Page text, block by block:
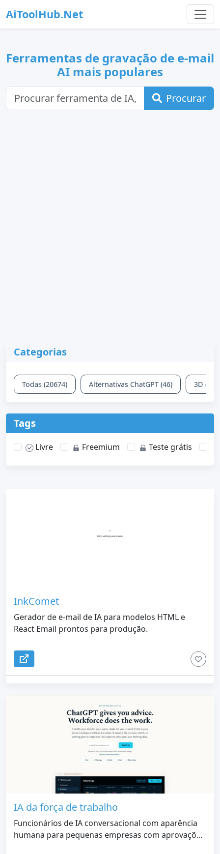
AiToolHub.Net
Ferramentas de gravação de e-mail
AI mais populares
Procurar
Categorias
Todas (20674) Alternativas ChatGPT (46) 3D (63)
Tags
Livre Freemium Teste grátis
InkComet
Gerador de e-mail de IA para modelos HTML e
React Email prontos para produção.
IA da força de trabalho
Funcionários de IA conversacional com aparência
humana para pequenas empresas com aprovações